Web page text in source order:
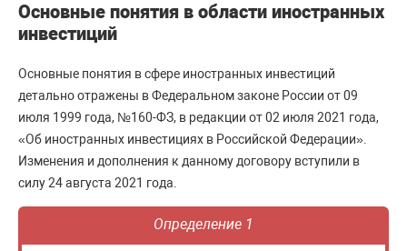
Основные понятия в области иностранных
инвестиций
Основные понятия в сфере иностранных инвестиций
детально отражены в Федеральном законе России от 09
июля 1999 года, №160-ФЗ, в редакции от 02 июля 2021 года,
«Об иностранных инвестициях в Российской Федерации».
Изменения и дополнения к данному договору вступили в
силу 24 августа 2021 года.
Определение 1